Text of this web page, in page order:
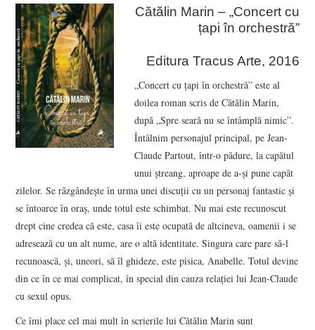
SUSPANS
NUMĂRUL 48 /
MARTIE 2018
NUMĂRUL 49 /
Cătălin Marin – „Concert cu
țapi în orchestră”
Editura Tracus Arte, 2016
„Concert cu țapi în orchestră” este al
doilea roman scris de Cătălin Marin,
după „Spre seară nu se întâmplă nimic”.
Întâlnim personajul principal, pe Jean-
Claude Partout, într-o pădure, la capătul
unui ștreang, aproape de a-și pune capăt
zilelor. Se răzgândește în urma unei discuții cu un personaj fantastic și
se întoarce în oraș, unde totul este schimbat. Nu mai este recunoscut
drept cine credea că este, casa îi este ocupată de altcineva, oamenii i se
adresează cu un alt nume, are o altă identitate. Singura care pare să-l
recunoască, și, uneori, să îl ghideze, este pisica, Anabelle. Totul devine
din ce în ce mai complicat, în special din cauza relației lui Jean-Claude
cu sexul opus.
Ce îmi place cel mai mult în scrierile lui Cătălin Marin sunt